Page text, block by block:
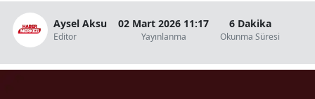
Aysel Aksu
Editor
02 Mart 2026 11:17
Yayınlanma
6 Dakika
Okunma Süresi